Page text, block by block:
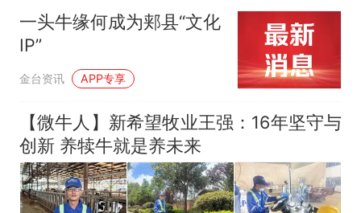
线一圈，还曾两次到中国寻根
的抢着买
浙江人戒备 "白海豚"已创我国
视频丨只要一枚命中就能让航
泰州父亲的手写家书遗失30
年，网友淘到后寄给女儿：花
鸟市场搬了，但爱还在
热 十多万人报名的考试，成绩
全部作废，公平么？
一头牛缘何成为郏县“文化
IP”
金台资讯 APP专享
【微牛人】新希望牧业王强：16年坚守与
创新 养犊牛就是养未来